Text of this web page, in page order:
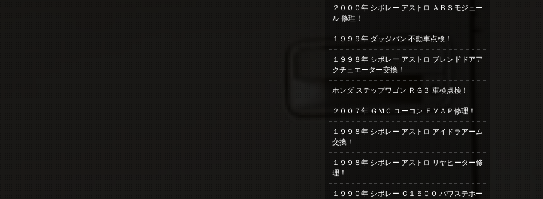
２０００年 シボレー アストロ ＡＢＳモジュー
ル 修理！
１９９９年 ダッジバン 不動車点検！
１９９８年 シボレー アストロ ブレンドドアア
クチュエーター交換！
ホンダ ステップワゴン ＲＧ３ 車検点検！
２００７年 ＧＭＣ ユーコン ＥＶＡＰ修理！
１９９８年 シボレー アストロ アイドラアーム
交換！
１９９８年 シボレー アストロ リヤヒーター修
理！
１９９０年 シボレー Ｃ１５００ パワステホー